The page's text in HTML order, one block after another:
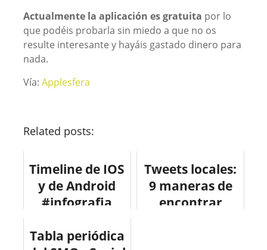
Actualmente la aplicación es gratuita por lo
que podéis probarla sin miedo a que no os
resulte interesante y hayáis gastado dinero para
nada.
Vía: Applesfera
Related posts:
Timeline de IOS
y de Android
#infografia
#tecnologia
Tweets locales:
9 maneras de
encontrar
Tabla periódica